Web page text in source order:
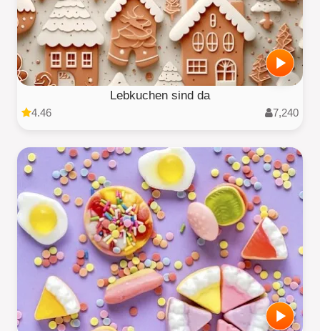
Lebkuchen sind da
4.46 7,240